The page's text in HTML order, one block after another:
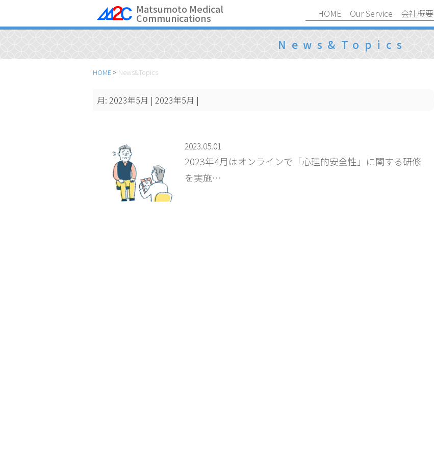
Matsumoto Medical
Communications HOME Our Service 会社概要
News&Topics
HOME > News&Topics
月: 2023年5月 | 2023年5月 |
2023.05.01
2023年4月はオンラインで「心理的安全性」に関する研修
を実施…